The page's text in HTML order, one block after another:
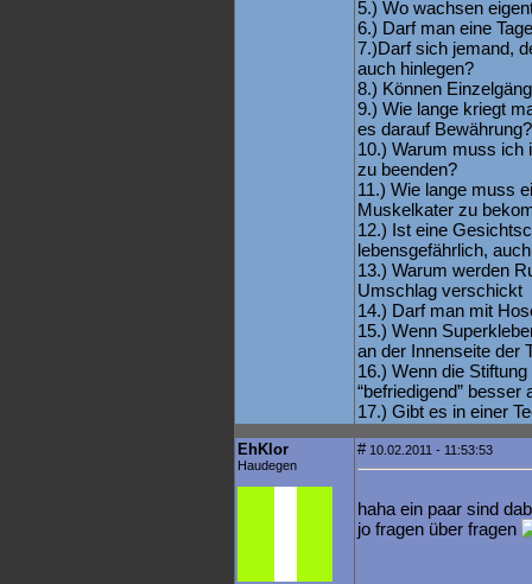
5.) Wo wachsen
6.) Darf man eine
7.)Darf sich jemand,
auch hinlegen?
8.) Können
9.) Wie lange kriegt
es darauf Bewährung?
10.) Warum muss ich
zu beenden?
11.) Wie lange muss
Muskelkater zu
12.) Ist eine
lebensgefährlich,
13.) Warum werden
Umschlag verschickt
14.) Darf man mit
15.) Wenn
an der Innenseite der
16.) Wenn die
“befriedigend” besser
17.) Gibt es in einer
EhKlor
Haudegen
#10.02.2011 - 11:53:53
haha ein paar sind
jo fragen über fragen